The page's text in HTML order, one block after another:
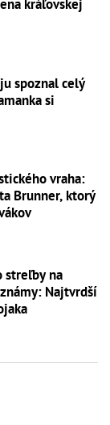
kráľovskej
spoznal celý
si
vraha:
Brunner, ktorý
streľby na
Najtvrdší